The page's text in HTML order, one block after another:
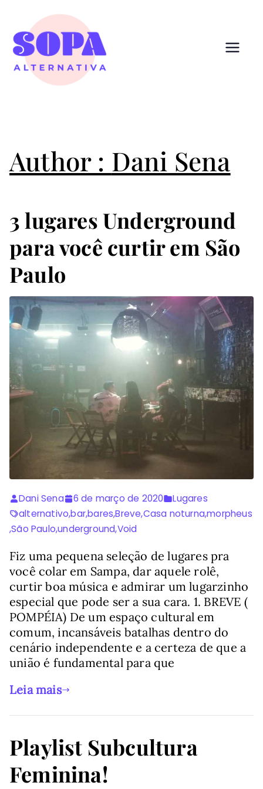
conteúdo
Author : Dani Sena
3 lugares Underground
para você curtir em São
Paulo
Dani Sena 6 de março de 2020
Lugares
alternativo,bar,bares,Breve,Casa noturna,morpheus
,São Paulo,underground,Void
Fiz uma pequena seleção de lugares pra
você colar em Sampa, dar aquele rolê,
curtir boa música e admirar um lugarzinho
especial que pode ser a sua cara. 1. BREVE (
POMPÉIA) De um espaço cultural em
comum, incansáveis batalhas dentro do
cenário independente e a certeza de que a
união é fundamental para que
Leia mais
Playlist Subcultura
Feminina!